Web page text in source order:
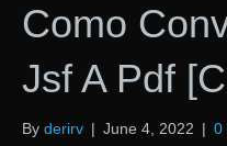
Como
Jsf A Pdf
By derirv | June 4, 2022 | 0